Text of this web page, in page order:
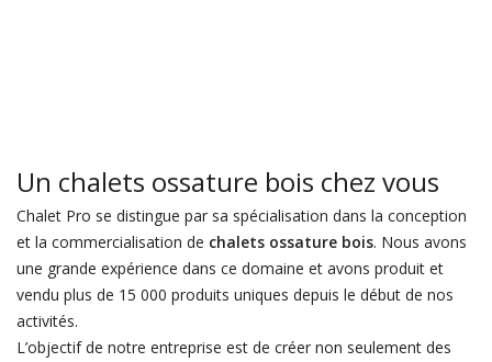
Un chalets ossature bois chez vous
Chalet Pro se distingue par sa spécialisation dans la conception
et la commercialisation de chalets ossature bois. Nous avons
une grande expérience dans ce domaine et avons produit et
vendu plus de 15 000 produits uniques depuis le début de nos
activités.
L’objectif de notre entreprise est de créer non seulement des